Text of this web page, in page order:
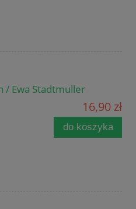
/ Ewa Stadtmuller
16,90 zł
do koszyka